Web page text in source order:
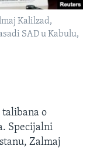
Kalilzad,
SAD u Kabulu,
o
Specijalni
Zalmaj